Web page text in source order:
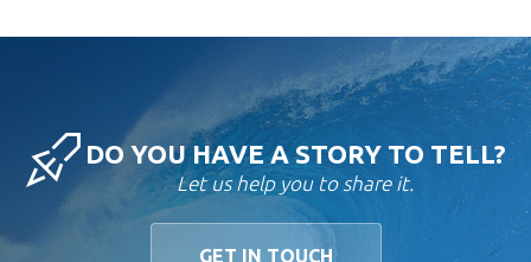
DO YOU HAVE A STORY TO TELL?
Let us help you to share it.
GET IN TOUCH